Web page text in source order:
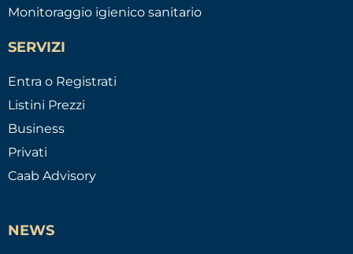
Monitoraggio igienico sanitario
SERVIZI
Entra o Registrati
Listini Prezzi
Business
Privati
Caab Advisory
NEWS